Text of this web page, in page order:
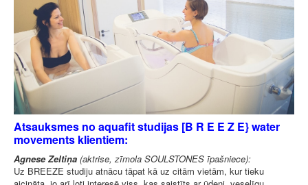
Atsauksmes no aquafit studijas [B R E E Z E} water
movements klientiem:
Agnese Zeltiņa (aktrise, zīmola SOULSTONES īpašniece):
Uz BREEZE studiju atnācu tāpat kā uz citām vietām, kur tieku